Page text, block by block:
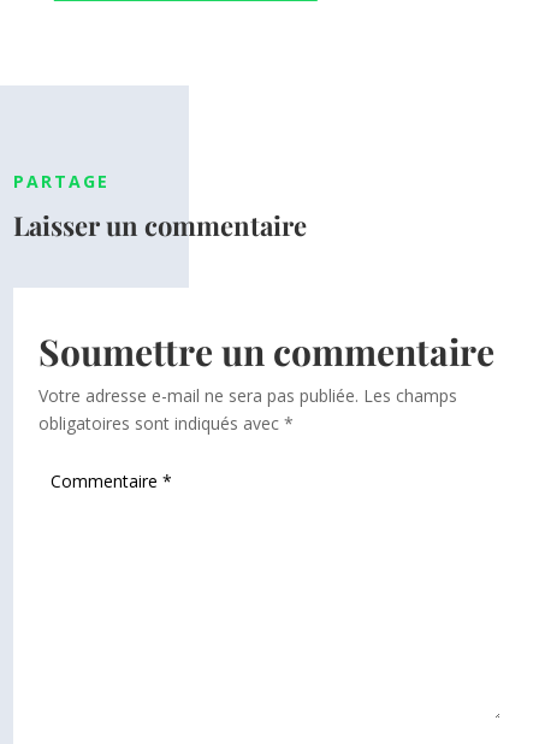
PARTAGE
Laisser un commentaire
Soumettre un commentaire
Votre adresse e-mail ne sera pas publiée. Les champs
obligatoires sont indiqués avec*